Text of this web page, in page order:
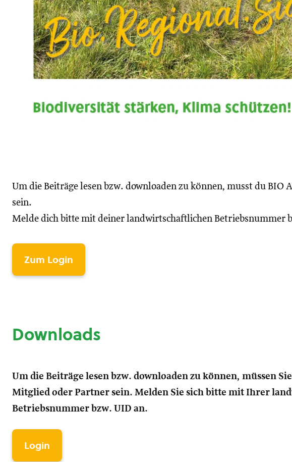
Um die Beiträge lesen bzw. downloaden zu können, musst du BIO
sein.
Melde dich bitte mit deiner landwirtschaftlichen Betriebsnummer
Zum Login
Downloads
Um die Beiträge lesen bzw. downloaden zu können, müssen Sie
Mitglied oder Partner sein. Melden Sie sich bitte mit Ihrer
Betriebsnummer bzw. UID an.
Login